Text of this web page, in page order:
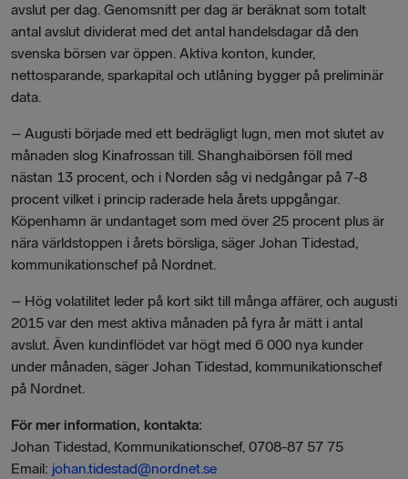
avslut per dag. Genomsnitt per dag är beräknat som totalt
antal avslut dividerat med det antal handelsdagar då den
svenska börsen var öppen. Aktiva konton, kunder,
nettosparande, sparkapital och utlåning bygger på preliminär
data.
– Augusti började med ett bedrägligt lugn, men mot slutet av
månaden slog Kinafrossan till. Shanghaibörsen föll med
nästan 13 procent, och i Norden såg vi nedgångar på 7-8
procent vilket i princip raderade hela årets uppgångar.
Köpenhamn är undantaget som med över 25 procent plus är
nära världstoppen i årets börsliga, säger Johan Tidestad,
kommunikationschef på Nordnet.
– Hög volatilitet leder på kort sikt till många affärer, och augusti
2015 var den mest aktiva månaden på fyra år mätt i antal
avslut. Även kundinflödet var högt med 6 000 nya kunder
under månaden, säger Johan Tidestad, kommunikationschef
på Nordnet.
För mer information, kontakta:
Johan Tidestad, Kommunikationschef, 0708-87 57 75
Email: johan.tidestad@nordnet.se